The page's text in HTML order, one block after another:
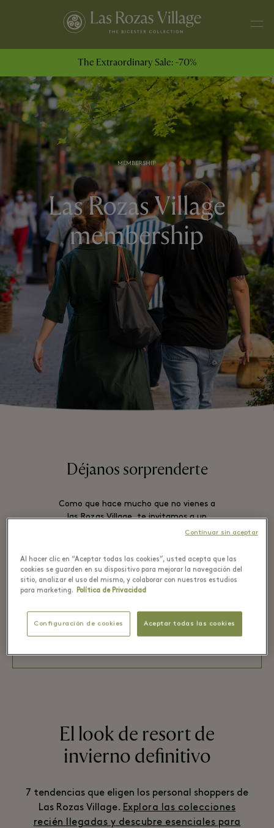
The Extraordinary Sale: -70%
MEMBERSHIP
Las Rozas Village
membership
Déjanos sorprenderte
Como que hace mucho que no vienes a
las Rozas Village, te invitamos a un
Coctakil en Mentidero Sal y Brasas o
Rozas Village.
El look de resort de
invierno definitivo
7 tendencias que eligen los personal shoppers de
Las Rozas Village. Explora las colecciones
recién llegadas y descubre esenciales para
Al hacer clic en “Aceptar todas las cookies”, usted acepta que las
cookies se guarden en su dispositivo para mejorar la navegación del
sitio, analizar el uso del mismo, y colaborar con nuestros estudios
para marketing. Política de Privacidad
Configuración de cookies Aceptar todas las cookies
Continuar sin aceptar